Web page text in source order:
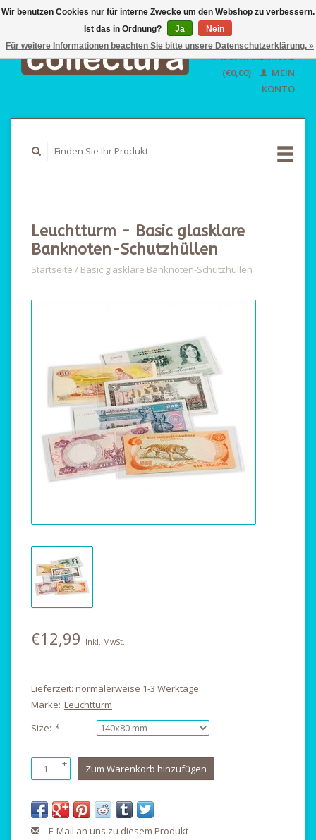
EUR
GBP
USD
Deutsch
English
IHR WARENKORB
(€0,00)
MEIN
KONTO
Leuchtturm - Basic glasklare
Banknoten-Schutzhüllen
Startseite / Basic glasklare Banknoten-Schutzhüllen
€12,99 Inkl. MwSt.
Lieferzeit: normalerweise 1-3 Werktage
Marke: Leuchtturm
Size: *
+
- Zum Warenkorb hinzufügen
E-Mail an uns zu diesem Produkt
Wir benutzen Cookies nur für interne Zwecke um den Webshop zu verbessern.
Ist das in Ordnung?
Ja
Nein
Für weitere Informationen beachten Sie bitte unsere Datenschutzerklärung. »